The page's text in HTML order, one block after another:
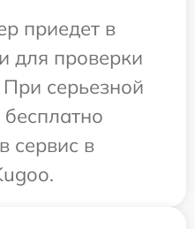
приедет в
для проверки
серьезной
сервис в